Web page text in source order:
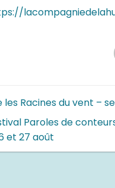
Racines du vent –
Paroles de
et 27 août